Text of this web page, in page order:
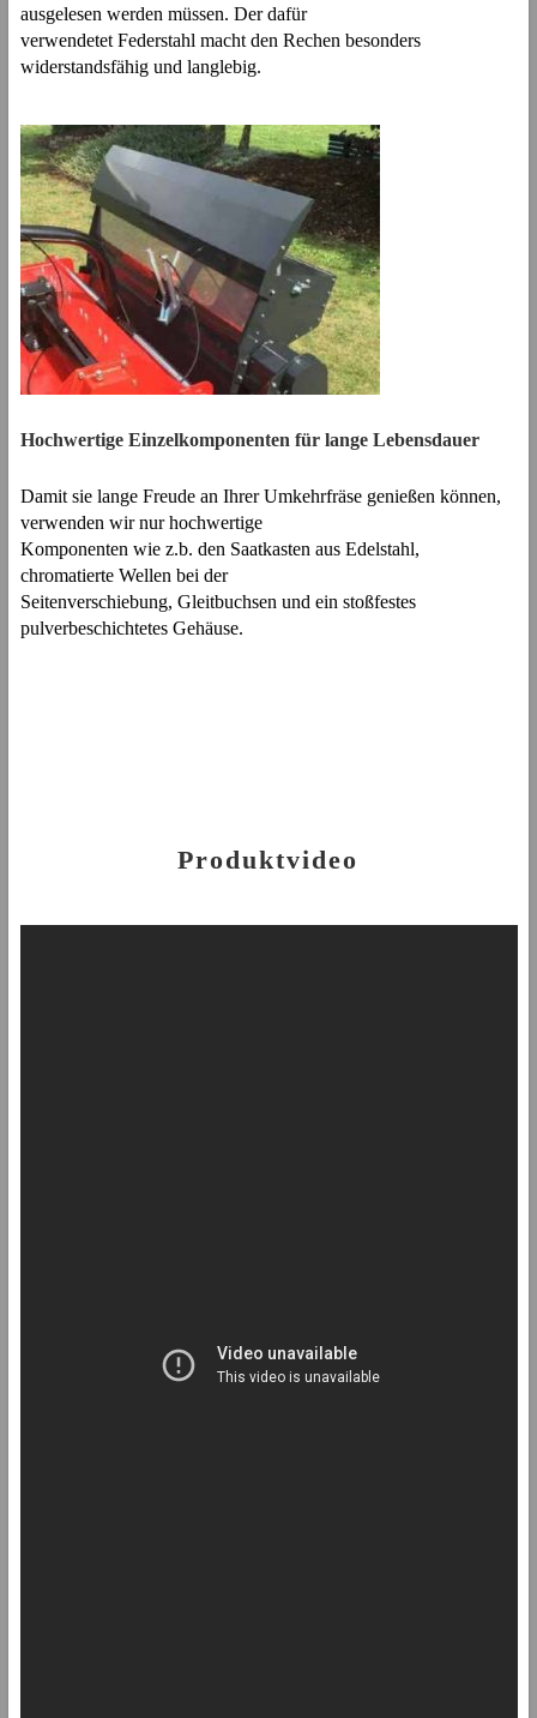
ausgelesen werden müssen. Der dafür
verwendetet Federstahl macht den Rechen besonders
widerstandsfähig und langlebig.
Hochwertige Einzelkomponenten für lange Lebensdauer
Damit sie lange Freude an Ihrer Umkehrfräse genießen können,
verwenden wir nur hochwertige
Komponenten wie z.b. den Saatkasten aus Edelstahl,
chromatierte Wellen bei der
Seitenverschiebung, Gleitbuchsen und ein stoßfestes
pulverbeschichtetes Gehäuse.
Produktvideo